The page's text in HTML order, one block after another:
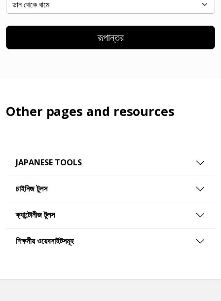
রূপান্তর
Other pages and resources
JAPANESE TOOLS
চাইনিজ টুলস
ক্যান্টোনীজ টুলস
শিক্ষনীয় ওয়েবসাইটসমূহ